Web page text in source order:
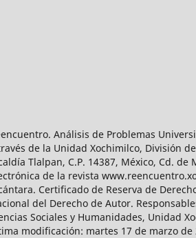
Análisis de Problemas
de la Unidad Xochimilco, División
Tlalpan, C.P. 14387, México, Cd. de
de la revista
Certificado de Reserva de
del Derecho de Autor.
Sociales y Humanidades, Unidad
modificación: martes 17 de marzo de